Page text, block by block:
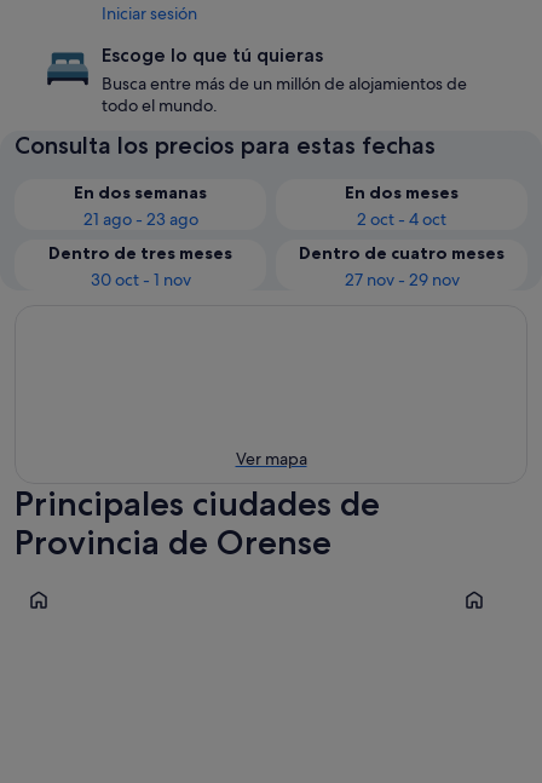
Iniciar sesión
Escoge lo que tú quieras
Busca entre más de un millón de alojamientos de
todo el mundo.
Consulta los precios para estas fechas
En dos semanas
21 ago - 23 ago
En dos meses
2 oct - 4 oct
Dentro de tres meses
30 oct - 1 nov
Dentro de cuatro meses
27 nov - 29 nov
Ver mapa
Principales ciudades de
Provincia de Orense
Ourense Nogueira